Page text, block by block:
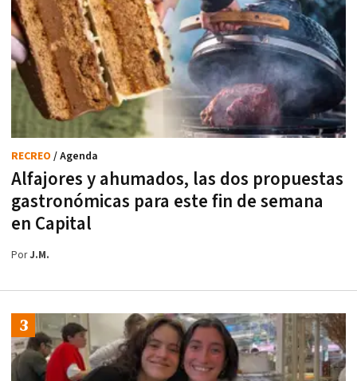
Alfajores y ahumados, las dos propuestas
gastronómicas para este fin de semana
en Capital
RECREO / Agenda
PorJ.M.